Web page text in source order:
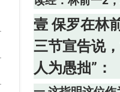
来救自己的基督——24节。
是神的能力，却被钉十字架。
被钉十字架——加二20。
壹 保罗在林
三节宣告说
人为愚拙”：